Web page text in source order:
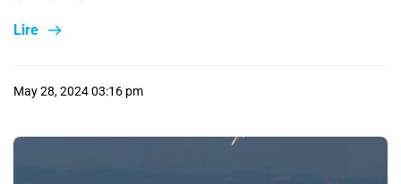
Lire
May 28, 2024 03:16 pm